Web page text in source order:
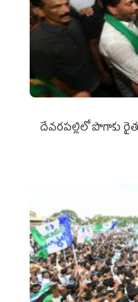
దేవరపల్లిలో పొగాకు